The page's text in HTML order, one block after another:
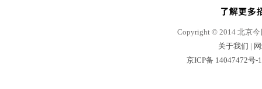
Copyright © 2014 北京今
关于我们 |
京ICP备 14047472号-